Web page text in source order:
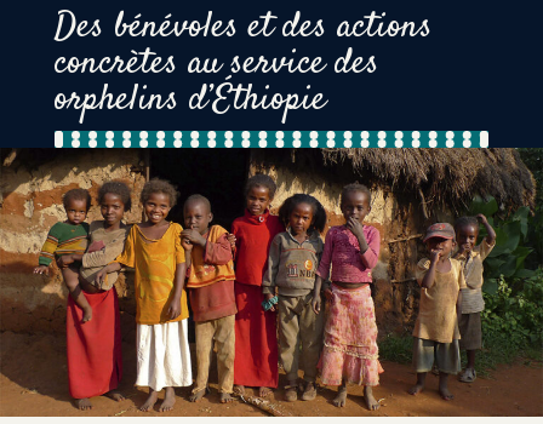
Des bénévoles et des actions
concrètes au service des
orphelins d’Éthiopie